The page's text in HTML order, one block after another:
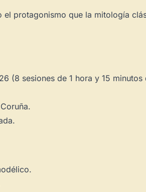
protagonismo que la mitología
(8 sesiones de 1 hora y 15 minutos